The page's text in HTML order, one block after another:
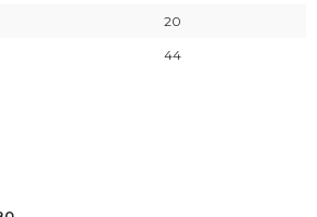
20
44